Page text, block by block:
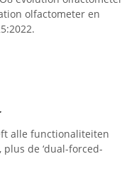
olfactometer en
alle functionaliteiten
de ‘dual-forced-